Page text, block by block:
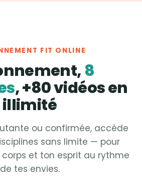
FIT ONLINE
8
, +80 vidéos en
illimité
ou confirmée, accède
sans limite — pour
et ton esprit au rythme
de tes envies.